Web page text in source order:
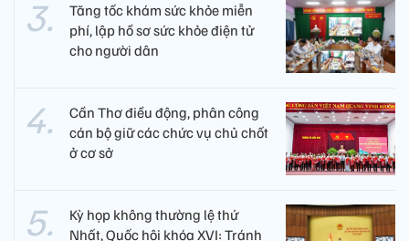
Tăng tốc khám sức khỏe miễn
phí, lập hồ sơ sức khỏe điện tử
cho người dân
Cần Thơ điều động, phân công
cán bộ giữ các chức vụ chủ chốt
ở cơ sở
Kỳ họp không thường lệ thứ
Nhất, Quốc hội khóa XVI: Tránh